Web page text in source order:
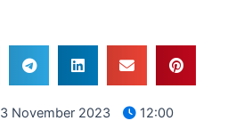
3 November 2023 12:00